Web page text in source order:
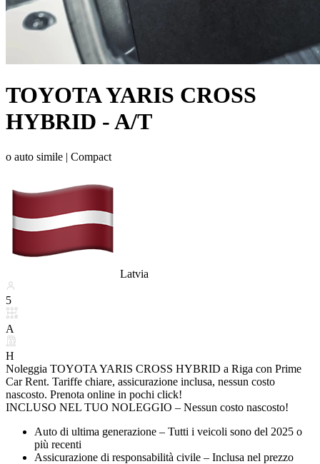
TOYOTA YARIS CROSS
HYBRID - A/T
o auto simile | Compact
Latvia
5
A
H
Noleggia TOYOTA YARIS CROSS HYBRID a Riga con Prime
Car Rent. Tariffe chiare, assicurazione inclusa, nessun costo
nascosto. Prenota online in pochi click!
INCLUSO NEL TUO NOLEGGIO – Nessun costo nascosto!
Auto di ultima generazione – Tutti i veicoli sono del 2025 o
più recenti
Assicurazione di responsabilità civile – Inclusa nel prezzo